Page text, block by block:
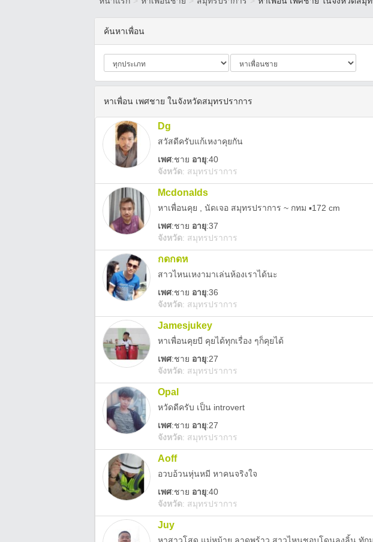
ค้นหาเพื่อน
หาเพื่อน เพศชาย ในจังหวัดสมุทรปราการ
Dg
สวัสดีครับแก้เหงาคุยกัน
เพศ:ชาย อายุ:40
จังหวัด: สมุทรปราการ
Mcdonalds
หาเพื่อนคุย , นัดเจอ สมุทรปราการ ~ กทม ▪️172 cm
เพศ:ชาย อายุ:37
จังหวัด: สมุทรปราการ
กดกดห
สาวไหนเหงามาเล่นห้องเราได้นะ
เพศ:ชาย อายุ:36
จังหวัด: สมุทรปราการ
Jamesjukey
หาเพื่อนคุยบี คุยได้ทุกเรื่อง ๆก็คุยได้
เพศ:ชาย อายุ:27
จังหวัด: สมุทรปราการ
Opal
หวัดดีครับ เป็น introvert
เพศ:ชาย อายุ:27
จังหวัด: สมุทรปราการ
Aoff
อวบอ้วนหุ่นหมี หาคนจริงใจ
เพศ:ชาย อายุ:40
จังหวัด: สมุทรปราการ
Juy